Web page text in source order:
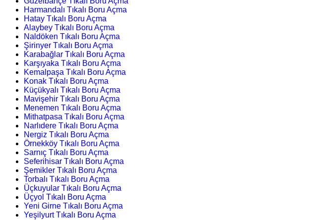
Harmandalı Tıkalı Boru Açma
Hatay Tıkalı Boru Açma
Alaybey Tıkalı Boru Açma
Naldöken Tıkalı Boru Açma
Şirinyer Tıkalı Boru Açma
Karabağlar Tıkalı Boru Açma
Karşıyaka Tıkalı Boru Açma
Kemalpaşa Tıkalı Boru Açma
Konak Tıkalı Boru Açma
Küçükyalı Tıkalı Boru Açma
Mavişehir Tıkalı Boru Açma
Menemen Tıkalı Boru Açma
Mithatpasa Tıkalı Boru Açma
Narlıdere Tıkalı Boru Açma
Nergiz Tıkalı Boru Açma
Örnekköy Tıkalı Boru Açma
Sarnıç Tıkalı Boru Açma
Seferihisar Tıkalı Boru Açma
Şemikler Tıkalı Boru Açma
Torbalı Tıkalı Boru Açma
Üçkuyular Tıkalı Boru Açma
Üçyol Tıkalı Boru Açma
Yeni Girne Tıkalı Boru Açma
Yeşilyurt Tıkalı Boru Açma